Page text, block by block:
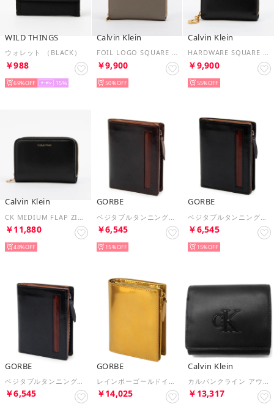
WILD THINGS
ウォレット （BLACK）
￥988
69% 15
Calvin Klein
FOIL LOGO SQUARE ZIP AROUND （Desert Taupe）
￥9,900
50%
Calvin Klein
HARDWARE SQUARE ZIP AROUND （BLACK）
￥9,900
55%
Calvin Klein
￥11,880
48%
GORBE
￥6,545
15%
GORBE
￥6,545
15%
GORBE
ベジタブルタンニングレザーL字ファスナーウォレット （ネイビー）
￥6,545
GORBE
レインボーゴールドイタリアンレザーL字ファスナーウォレット （ゴールド）
￥14,025
Calvin Klein
カルバンクライン アウトレット サイフ モノグラム コンパクトウォレット 三つ折り財布 4F1156G 001 UB1 （ブラック）
￥13,317